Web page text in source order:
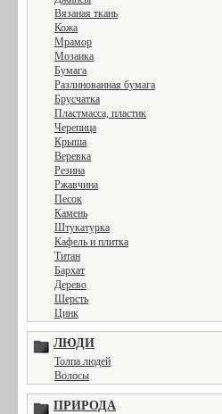
Вязаная ткань
Кожа
Мрамор
Мозаика
Бумага
Разлинованная бумага
Брусчатка
Пластмасса, пластик
Черепица
Крыша
Веревка
Резина
Ржавчина
Песок
Камень
Штукатурка
Кафель и плитка
Титан
Бархат
Дерево
Шерсть
Цинк
ЛЮДИ
Толпа людей
Волосы
ПРИРОДА